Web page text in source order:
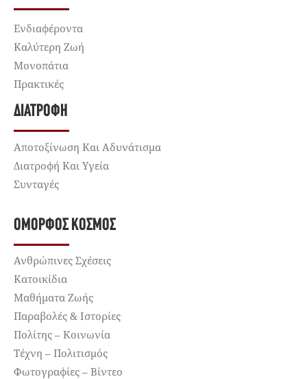
Ενδιαφέροντα
Καλύτερη Ζωή
Μονοπάτια
Πρακτικές
ΔΙΑΤΡΟΦΉ
Αποτοξίνωση Και Αδυνάτισμα
Διατροφή Και Υγεία
Συνταγές
ΌΜΟΡΦΟΣ ΚΌΣΜΟΣ
Ανθρώπινες Σχέσεις
Κατοικίδια
Μαθήματα Ζωής
Παραβολές & Ιστορίες
Πολίτης – Κοινωνία
Τέχνη – Πολιτισμός
Φωτογραφίες – Βίντεο